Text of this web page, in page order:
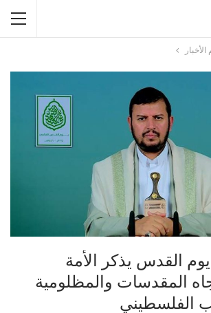
الأخبار
يوم القدس يذكر الأمة
المقدسات والمظلومية
الفلسطيني